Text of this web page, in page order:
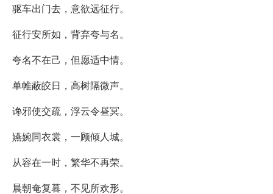
驱车出门去，意欲远征行。
征行安所如，背弃夸与名。
夸名不在己，但愿适中情。
单帷蔽皎日，高树隔微声。
谗邪使交疏，浮云令昼冥。
嬿婉同衣裳，一顾倾人城。
从容在一时，繁华不再荣。
晨朝奄复暮，不见所欢形。